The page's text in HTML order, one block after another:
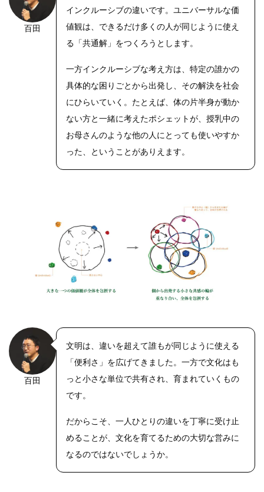
百田
インクルーシブの違いです。ユニバーサルな価
値観は、できるだけ多くの人が同じように使え
る「共通解」をつくろうとします。
一方インクルーシブな考え方は、特定の誰かの
具体的な困りごとから出発し、その解決を社会
にひらいていく。たとえば、体の片半身が動か
ない方と一緒に考えたポシェットが、授乳中の
お母さんのような他の人にとっても使いやすか
った、ということがありえます。
百田
文明は、違いを超えて誰もが同じように使える
「便利さ」を広げてきました。一方で文化はも
っと小さな単位で共有され、育まれていくもの
です。
だからこそ、一人ひとりの違いを丁寧に受け止
めることが、文化を育てるための大切な営みに
なるのではないでしょうか。